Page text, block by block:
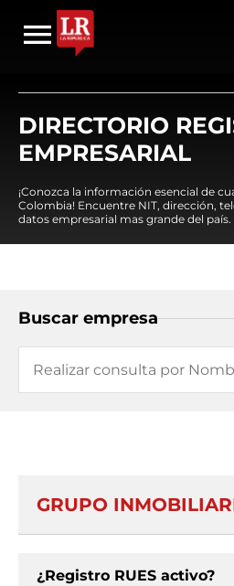
DIRECTORIO
EMPRESARIAL
¡Conozca la información esencial de
Colombia! Encuentre NIT, dirección,
datos empresarial mas grande del país.
Buscar empresa
GRUPO
¿Registro RUES activo?